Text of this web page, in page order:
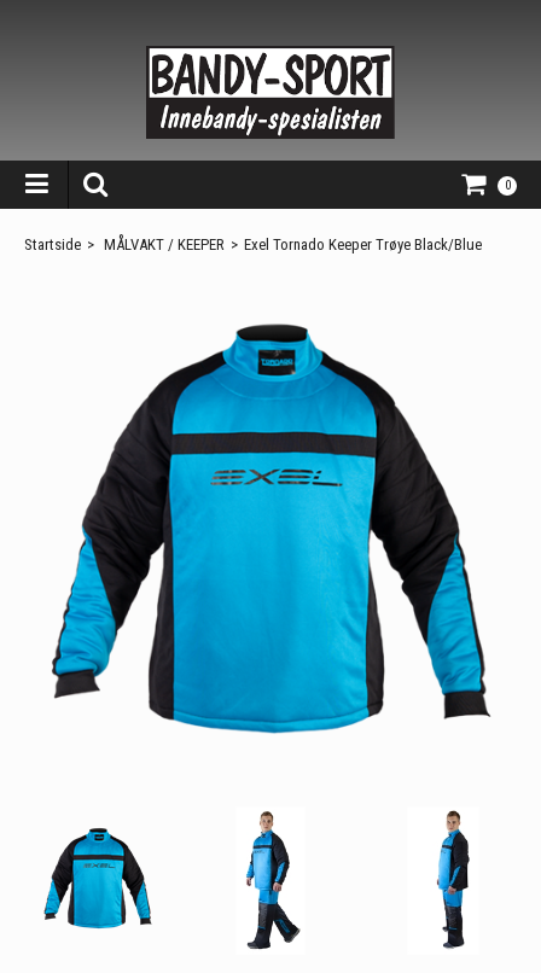
0
Startside > MÅLVAKT / KEEPER > Exel Tornado Keeper Trøye Black/Blue